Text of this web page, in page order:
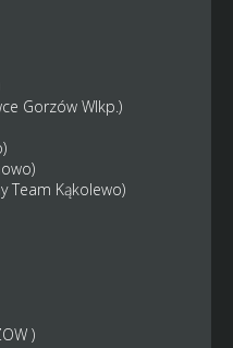
Gorzów Wlkp.)
Team Kąkolewo)
)